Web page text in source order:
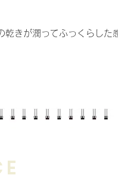
きが潤ってふっくらした